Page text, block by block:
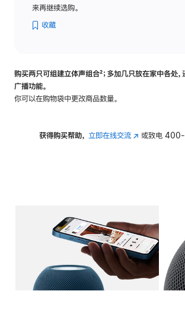
来再继续选购。
收藏
购买两只可组建立体声组合脚
²；多加几只放在家中各处
广播功能。
你可以在购物袋中更改商品数量。
获得购买帮助， 立即在线交流(在 或致电 400-
图库 图像 4